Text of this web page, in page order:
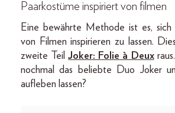
Paarkostüme inspiriert von filmen
Eine bewährte Methode ist es, sich
von Filmen inspirieren zu lassen.
zweite TeilJoker: Folie à Deux
nochmal das beliebte Duo Joker
aufleben lassen?